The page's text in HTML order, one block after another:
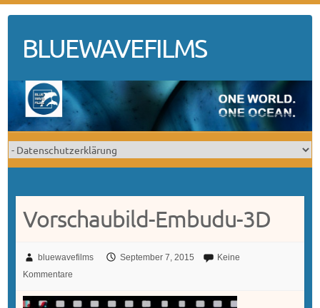
contentBLUEWAVEFILMS
Vorschaubild-Embudu-3D
bluewavefilms September 7, 2015
Keine
Kommentare